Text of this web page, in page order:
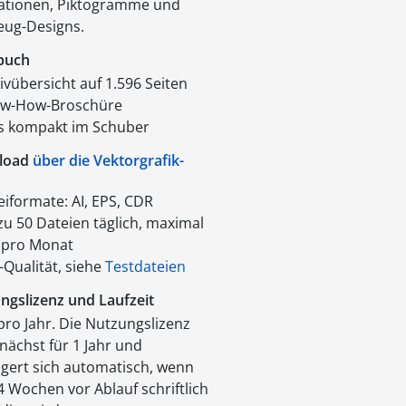
Piktogramme und
Designs.
auf 1.596 Seiten
How-Broschüre
kompakt im Schuber
über die Vektorgrafik-
AI, EPS, CDR
50 Dateien täglich, maximal
Monat
Qualität, sieheTestdateien
und Laufzeit
Jahr. Die Nutzungslizenz
für 1 Jahr und
sich automatisch, wenn
Wochen vor Ablauf schriftlich